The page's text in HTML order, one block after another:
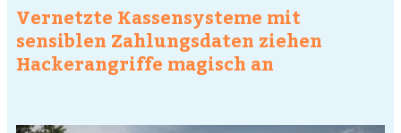
Vernetzte Kassensysteme mit
sensiblen Zahlungsdaten ziehen
Hackerangriffe magisch an